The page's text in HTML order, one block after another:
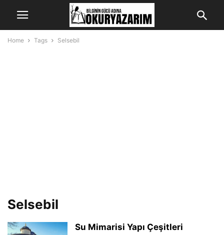
Home Tags Selsebil
Selsebil
Su Mimarisi Yapı Çeşitleri